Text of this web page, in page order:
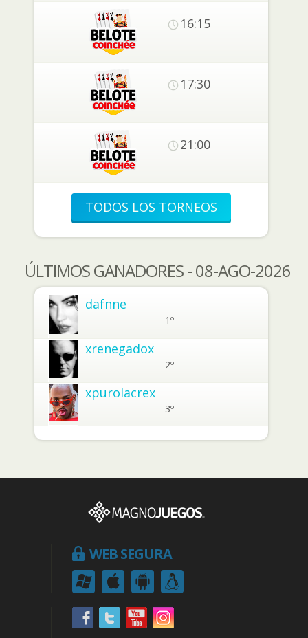
16:15
17:30
21:00
TODOS LOS TORNEOS
ÚLTIMOS GANADORES - 08-AGO-2026
dafnne
1º
xrenegadox
2º
xpurolacrex
3º
WEB SEGURA